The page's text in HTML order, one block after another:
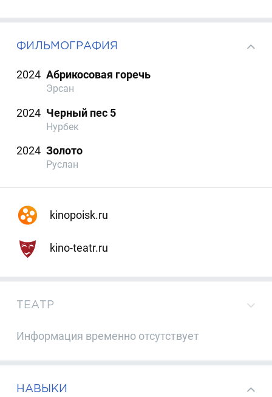
ФИЛЬМОГРАФИЯ
2024 Абрикосовая горечь
Эрсан
2024 Черный пес 5
Нурбек
2024 Золото
Руслан
kinopoisk.ru
kino-teatr.ru
ТЕАТР
Информация временно отсутствует
НАВЫКИ